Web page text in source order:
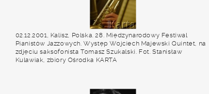
02.12.2001, Kalisz, Polska. 28. Międzynarodowy Festiwal
Pianistów Jazzowych. Występ Wojciech Majewski Quintet, na
zdjęciu saksofonista Tomasz Szukalski. Fot. Stanisław
Kulawiak, zbiory Ośrodka KARTA